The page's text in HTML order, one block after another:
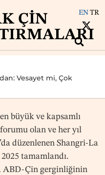
ÇIN
EN TR
Vesayet mi, Çok
en büyük ve kapsamlı
olan ve her yıl
düzenlenen Shangri-La
tamamlandı.
ABD-Çin gerginliğinin